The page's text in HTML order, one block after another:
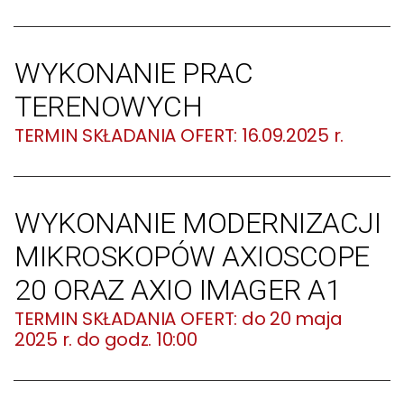
WYKONANIE PRAC
TERENOWYCH
16.09.2025 r.
WYKONANIE MODERNIZACJI
MIKROSKOPÓW AXIOSCOPE
20 ORAZ AXIO IMAGER A1
do 20 maja
2025 r. do godz. 10:00